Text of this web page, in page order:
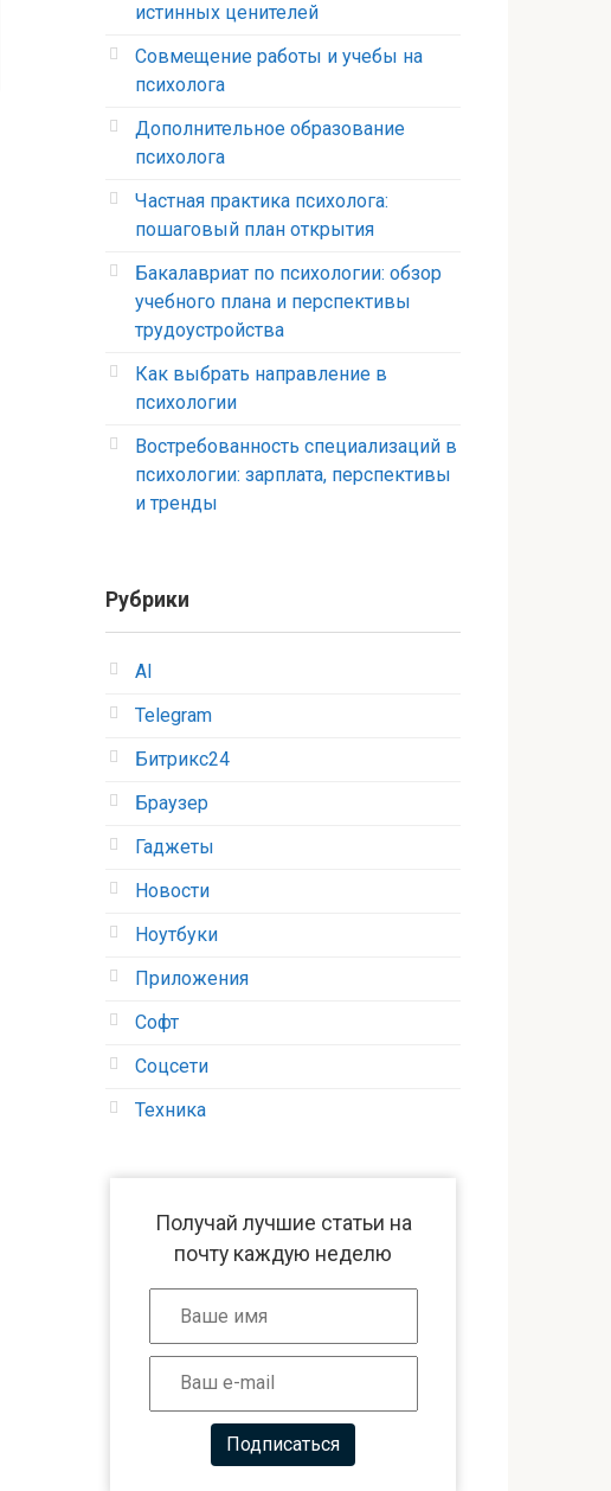
истинных ценителей
Совмещение работы и учебы на
психолога
Дополнительное образование
психолога
Частная практика психолога:
пошаговый план открытия
Бакалавриат по психологии: обзор
учебного плана и перспективы
трудоустройства
Как выбрать направление в
психологии
Востребованность специализаций в
психологии: зарплата, перспективы
и тренды
Рубрики
AI
Telegram
Битрикс24
Браузер
Гаджеты
Новости
Ноутбуки
Приложения
Софт
Соцсети
Техника
Получай лучшие статьи на
почту каждую неделю
Подписаться